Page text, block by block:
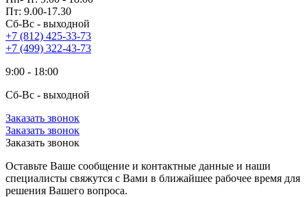
Пт: 9.00-17.30
Сб-Вс - выходной
+7 (812) 425-33-73
+7 (499) 322-43-73
9:00 - 18:00
Сб-Вс - выходной
Заказать звонок
Заказать звонок
Заказать звонок
Оставьте Ваше сообщение и контактные данные и наши
специалисты свяжутся с Вами в ближайшее рабочее время для
решения Вашего вопроса.